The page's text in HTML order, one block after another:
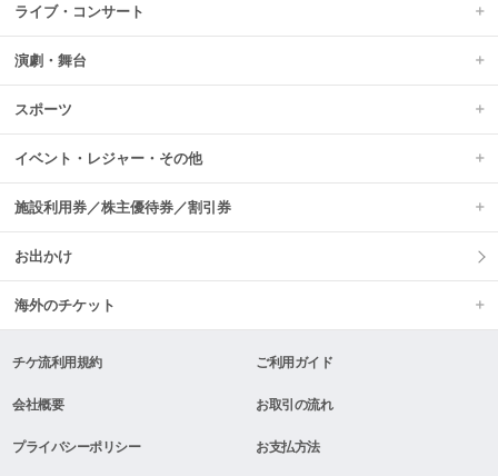
ライブ・コンサート
演劇・舞台
スポーツ
イベント・レジャー・その他
施設利用券／株主優待券／割引券
お出かけ
海外のチケット
チケ流利用規約 ご利用ガイド
会社概要 お取引の流れ
プライバシーポリシー お支払方法